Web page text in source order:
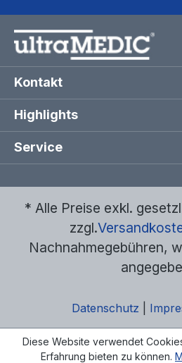
Kontakt
Highlights
Service
* Alle Preise exkl.
zzgl.
Nachnahmegebühren,
Datenschutz
Diese Website verwendet
Erfahrung bieten zu können.